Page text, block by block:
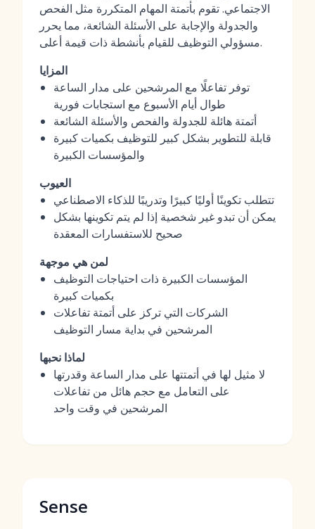
الاجتماعي. تقوم بأتمتة المهام المتكررة مثل الفحص
والجدولة والإجابة على الأسئلة الشائعة، مما يحرر
مسؤولي التوظيف للقيام بأنشطة ذات قيمة أعلى.
المزايا
توفر تفاعلًا مع المرشحين على مدار الساعة
طوال أيام الأسبوع مع استجابات فورية
أتمتة هائلة للجدولة والفحص والأسئلة الشائعة
قابلة للتطوير بشكل كبير للتوظيف بكميات كبيرة
والمؤسسات الكبيرة
العيوب
تتطلب تكوينًا أوليًا كبيرًا وتدريبًا للذكاء الاصطناعي
يمكن أن تبدو غير شخصية إذا لم يتم تكوينها بشكل
صحيح للاستفسارات المعقدة
لمن هي موجهة
المؤسسات الكبيرة ذات احتياجات التوظيف
بكميات كبيرة
الشركات التي تركز على أتمتة تفاعلات
المرشحين في بداية مسار التوظيف
لماذا نحبها
لا مثيل لها في أتمتتها على مدار الساعة وقدرتها
على التعامل مع حجم هائل من تفاعلات
المرشحين في وقت واحد
Sense